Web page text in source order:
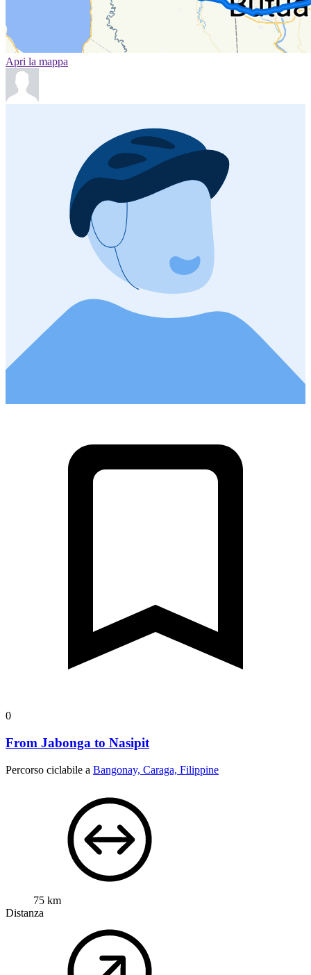
Apri la mappa
0
From Jabonga to Nasipit
Percorso ciclabile a Bangonay, Caraga, Filippine
75 km
Distanza